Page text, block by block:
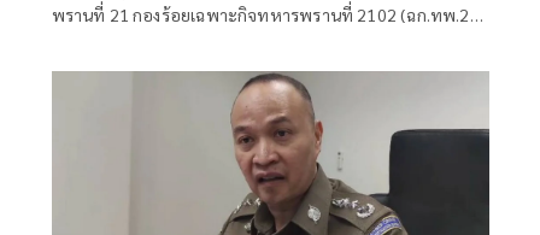
พรานที่ 21 กองร้อยเฉพาะกิจทหารพรานที่ 2102 (ฉก.ทพ.21